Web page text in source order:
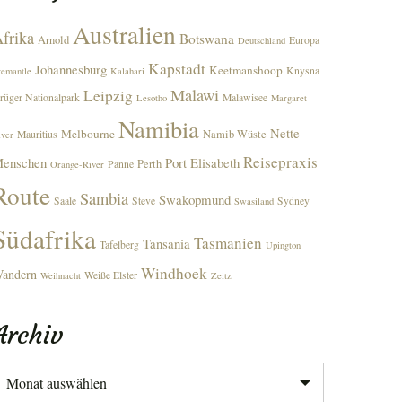
Arnold Australien Botswana Deutschland Europa
Johannesburg Kalahari Kapstadt Keetmanshoop Knysna
Nationalpark Leipzig Lesotho Malawi Malawisee Margaret
Mauritius Melbourne Namibia Namib Wüste Nette
Orange-River Panne Perth Port Elisabeth Reisepraxis
Saale Sambia Steve Swakopmund Swasiland Sydney
Tafelberg Tansania Tasmanien Upington
Weihnacht Weiße Elster Windhoek Zeitz
Archiv